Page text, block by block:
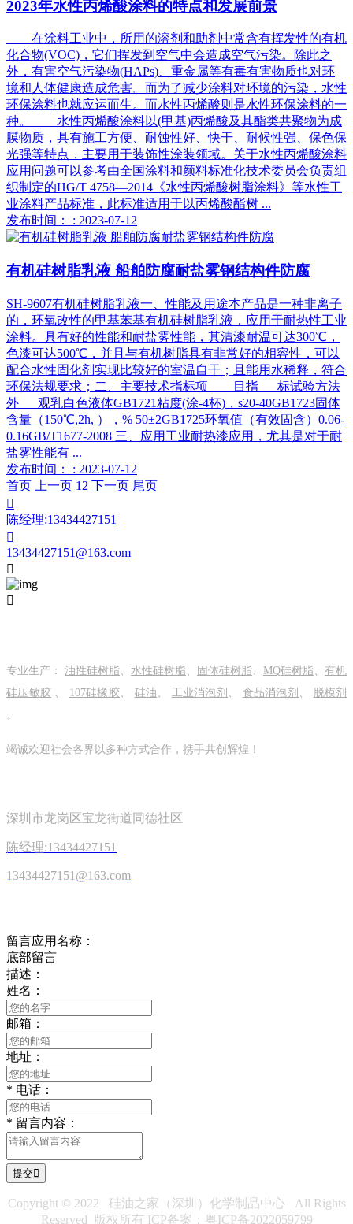
2023年水性丙烯酸涂料的特点和发展前景
在涂料工业中，所用的溶剂和助剂中常含有挥发性的有机
化合物(VOC)，它们挥发到空气中会造成空气污染。除此之
外，有害空气污染物(HAPs)、重金属等有毒有害物质也对环
境和人体健康造成危害。而为了减少涂料对环境的污染，水性
环保涂料也就应运而生。而水性丙烯酸则是水性环保涂料的一
种。 水性丙烯酸涂料以(甲基)丙烯酸及其酯类共聚物为成
膜物质，具有施工方便、耐蚀性好、快干、耐候性强、保色保
光强等特点，主要用于装饰性涂装领域。关于水性丙烯酸涂料
应用问题可以参考由全国涂料和颜料标准化技术委员会负责组
织制定的HG/T 4758—2014《水性丙烯酸树脂涂料》等水性工
业涂料产品标准，此标准适用于以丙烯酸酯树 ...
发布时间： : 2023-07-12
有机硅树脂乳液 船舶防腐耐盐雾钢结构件防腐
SH-9607有机硅树脂乳液一、性能及用途本产品是一种非离子
的，环氧改性的甲基苯基有机硅树脂乳液，应用于耐热性工业
涂料。具有好的性能和耐盐雾性能，其清漆耐温可达300℃，
色漆可达500℃，并且与有机树脂具有非常好的相容性，可以
配合水性固化剂实现比较好的室温自干；且能用水稀释，符合
环保法规要求；二、主要技术指标项 目指 标试验方法
外 观乳白色液体GB1721粘度(涂-4杯)，s20-40GB1723固体
含量（150℃,2h, ），% 50±2GB1725环氧值（有效固含）0.06-
0.16GB/T1677-2008 三、应用工业耐热漆应用，尤其是对于耐
盐雾性能有 ...
发布时间： : 2023-07-12
首页
上一页 1 2 下一页 尾页

陈经理:13434427151

13434427151@163.com


专业生产： 油性硅树脂 水性硅树脂 固体硅树脂 MQ硅树脂
有机
硅压敏胶
107硅橡胶 硅油 工业消泡剂 食品消泡剂
脱模剂
。
竭诚欢迎社会各界以多种方式合作，携手共创辉煌！
深圳市龙岗区宝龙街道同德社区
陈经理:13434427151
13434427151@163.com
留言应用名称：
底部留言
描述：
姓名：
邮箱：
地址：
* 电话：
* 留言内容：
提交
Copyright © 2022 硅油之家（深圳）化学制品中心 All Rights
Reserved 版权所有 ICP备案：粤ICP备2022059799